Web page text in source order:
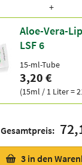
Aloe-Vera-
LSF 6
15-ml-Tube
3,20 €
(15ml / 1 Liter =
Gesamtpreis:
3 in den